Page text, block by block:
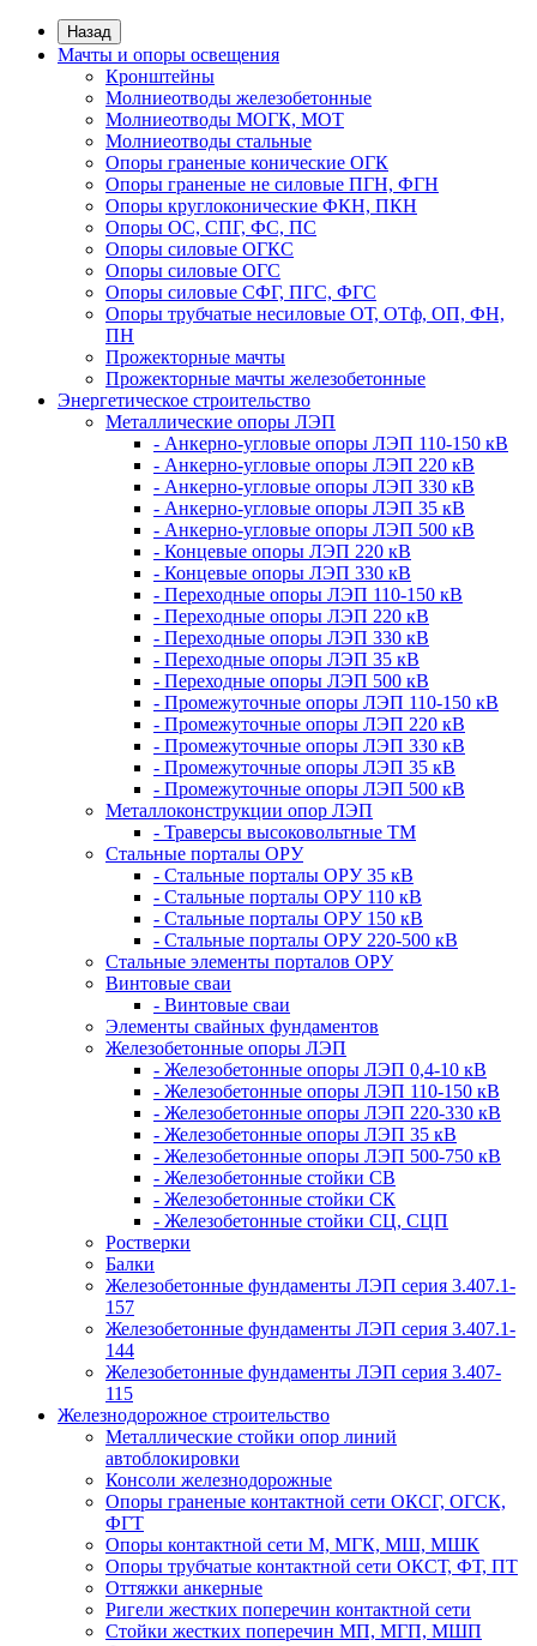
Назад
Мачты и опоры освещения
Кронштейны
Молниеотводы железобетонные
Молниеотводы МОГК, МОТ
Молниеотводы стальные
Опоры граненые конические ОГК
Опоры граненые не силовые ПГН, ФГН
Опоры круглоконические ФКН, ПКН
Опоры ОС, СПГ, ФС, ПС
Опоры силовые ОГКС
Опоры силовые ОГС
Опоры силовые СФГ, ПГС, ФГС
Опоры трубчатые несиловые ОТ, ОТф, ОП, ФН,
ПН
Прожекторные мачты
Прожекторные мачты железобетонные
Энергетическое строительство
Металлические опоры ЛЭП
- Анкерно-угловые опоры ЛЭП 110-150 кВ
- Анкерно-угловые опоры ЛЭП 220 кВ
- Анкерно-угловые опоры ЛЭП 330 кВ
- Анкерно-угловые опоры ЛЭП 35 кВ
- Анкерно-угловые опоры ЛЭП 500 кВ
- Концевые опоры ЛЭП 220 кВ
- Концевые опоры ЛЭП 330 кВ
- Переходные опоры ЛЭП 110-150 кВ
- Переходные опоры ЛЭП 220 кВ
- Переходные опоры ЛЭП 330 кВ
- Переходные опоры ЛЭП 35 кВ
- Переходные опоры ЛЭП 500 кВ
- Промежуточные опоры ЛЭП 110-150 кВ
- Промежуточные опоры ЛЭП 220 кВ
- Промежуточные опоры ЛЭП 330 кВ
- Промежуточные опоры ЛЭП 35 кВ
- Промежуточные опоры ЛЭП 500 кВ
Металлоконструкции опор ЛЭП
- Траверсы высоковольтные ТМ
Стальные порталы ОРУ
- Стальные порталы ОРУ 35 кВ
- Стальные порталы ОРУ 110 кВ
- Стальные порталы ОРУ 150 кВ
- Стальные порталы ОРУ 220-500 кВ
Стальные элементы порталов ОРУ
Винтовые сваи
- Винтовые сваи
Элементы свайных фундаментов
Железобетонные опоры ЛЭП
- Железобетонные опоры ЛЭП 0,4-10 кВ
- Железобетонные опоры ЛЭП 110-150 кВ
- Железобетонные опоры ЛЭП 220-330 кВ
- Железобетонные опоры ЛЭП 35 кВ
- Железобетонные опоры ЛЭП 500-750 кВ
- Железобетонные стойки СВ
- Железобетонные стойки СК
- Железобетонные стойки СЦ, СЦП
Ростверки
Балки
Железобетонные фундаменты ЛЭП серия 3.407.1-
157
Железобетонные фундаменты ЛЭП серия 3.407.1-
144
Железобетонные фундаменты ЛЭП серия 3.407-
115
Железнодорожное строительство
Металлические стойки опор линий
автоблокировки
Консоли железнодорожные
Опоры граненые контактной сети ОКСГ, ОГСК,
ФГТ
Опоры контактной сети М, МГК, МШ, МШК
Опоры трубчатые контактной сети ОКСТ, ФТ, ПТ
Оттяжки анкерные
Ригели жестких поперечин контактной сети
Стойки жестких поперечин МП, МГП, МШП